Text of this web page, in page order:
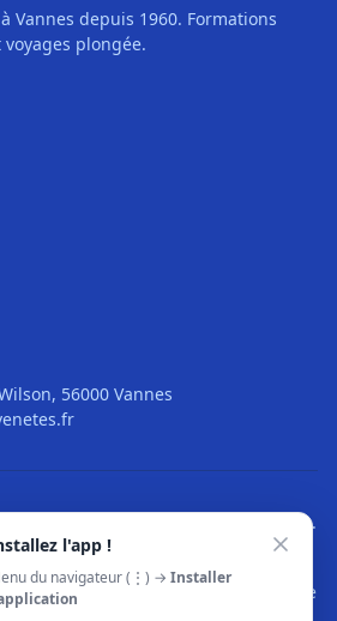
Vannes depuis 1960. Formations
voyages plongée.
56000 Vannes
des Vénètes. Tous droits réservés.
| CGU
,développeur web pour Vannes
voir le
l'app !
du navigateur (⋮) → Installer